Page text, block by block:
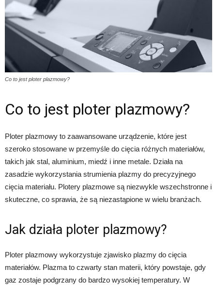
Co to jest ploter plazmowy?
Co to jest ploter plazmowy?
Ploter plazmowy to zaawansowane urządzenie, które jest
szeroko stosowane w przemyśle do cięcia różnych materiałów,
takich jak stal, aluminium, miedź i inne metale. Działa na
zasadzie wykorzystania strumienia plazmy do precyzyjnego
cięcia materiału. Plotery plazmowe są niezwykle wszechstronne i
skuteczne, co sprawia, że są niezastąpione w wielu branżach.
Jak działa ploter plazmowy?
Ploter plazmowy wykorzystuje zjawisko plazmy do cięcia
materiałów. Plazma to czwarty stan materii, który powstaje, gdy
gaz zostaje podgrzany do bardzo wysokiej temperatury. W